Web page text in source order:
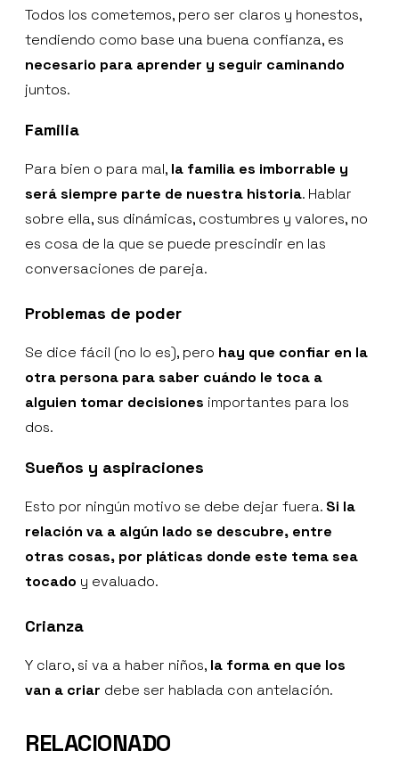
Todos los cometemos, pero ser claros y honestos,
tendiendo como base una buena confianza, es
necesario para aprender y seguir caminando
juntos.
Familia
Para bien o para mal, la familia es imborrable y
será siempre parte de nuestra historia. Hablar
sobre ella, sus dinámicas, costumbres y valores, no
es cosa de la que se puede prescindir en las
conversaciones de pareja.
Problemas de poder
Se dice fácil (no lo es), pero hay que confiar en la
otra persona para saber cuándo le toca a
alguien tomar decisiones importantes para los
dos.
Sueños y aspiraciones
Esto por ningún motivo se debe dejar fuera. Si la
relación va a algún lado se descubre, entre
otras cosas, por pláticas donde este tema sea
tocado y evaluado.
Crianza
Y claro, si va a haber niños, la forma en que los
van a criar debe ser hablada con antelación.
RELACIONADO